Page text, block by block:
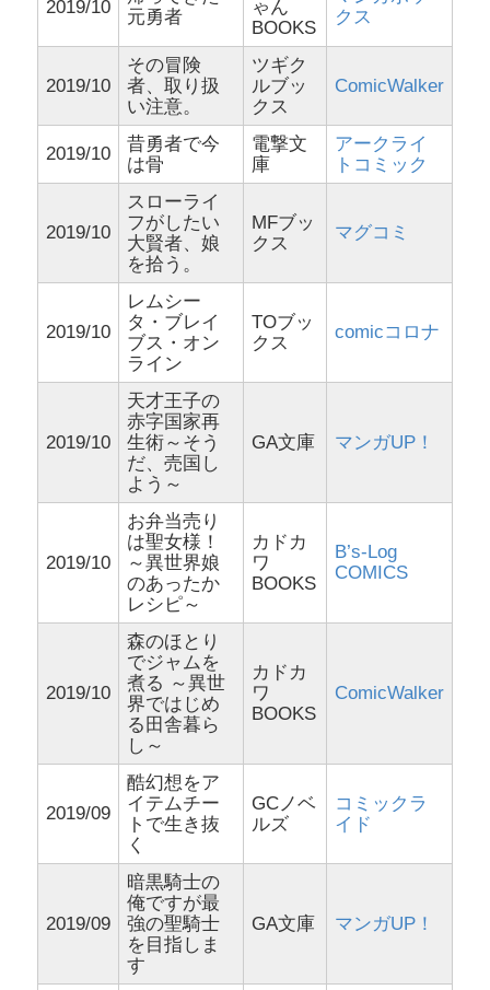
2019/10
元勇者
ゃん
BOOKS
クス
2019/10
その冒険
者、取り扱
い注意。
ツギク
ルブッ
クス
ComicWalker
2019/10
昔勇者で今
は骨
電撃文
庫
アークライ
トコミック
2019/10
スローライ
フがしたい
大賢者、娘
を拾う。
MFブッ
クス
マグコミ
2019/10
レムシー
タ・ブレイ
ブス・オン
ライン
TOブッ
クス
comicコロナ
2019/10
天才王子の
赤字国家再
生術～そう
だ、売国し
よう～
GA文庫 マンガUP！
2019/10
お弁当売り
は聖女様！
～異世界娘
のあったか
レシピ～
カドカ
ワ
BOOKS
B’s-Log
COMICS
2019/10
森のほとり
でジャムを
煮る ～異世
界ではじめ
る田舎暮ら
し～
カドカ
ワ
BOOKS
ComicWalker
2019/09
酷幻想をア
イテムチー
トで生き抜
く
GCノベ
ルズ
コミックラ
イド
2019/09
暗黒騎士の
俺ですが最
強の聖騎士
を目指しま
す
GA文庫 マンガUP！